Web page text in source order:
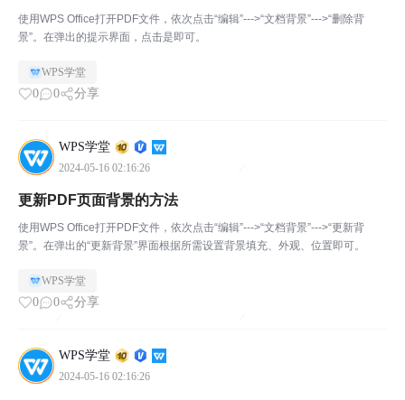
使用WPS Office打开PDF文件，依次点击“编辑”--->“文档背景”--->“删除背
景”。在弹出的提示界面，点击是即可。
WPS学堂
0 0 分享
WPS学堂
2024-05-16 02:16:26
更新PDF页面背景的方法
使用WPS Office打开PDF文件，依次点击“编辑”--->“文档背景”--->“更新背
景”。在弹出的“更新背景”界面根据所需设置背景填充、外观、位置即可。
WPS学堂
0 0 分享
WPS学堂
2024-05-16 02:16:26